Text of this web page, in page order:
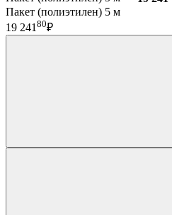
Пакет (полиэтилен) 5 м
19 241 80₽